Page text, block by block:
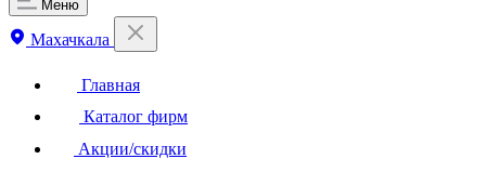
Меню
Махачкала
Главная
Каталог фирм
Акции/скидки